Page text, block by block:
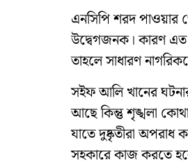
এনসিপি শরদ পাওয়ার
উদ্বেগজনক। কারণ এত
তাহলে সাধারণ
সইফ আলি খানের
আছে কিন্তু শৃঙ্খলা
যাতে দুষ্কৃতীরা অপরাধ
সহকারে কাজ করতে